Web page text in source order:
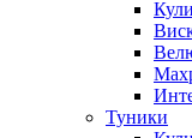
Туники